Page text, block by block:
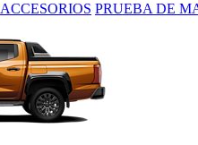
ACCESORIOS PRUEBA DE